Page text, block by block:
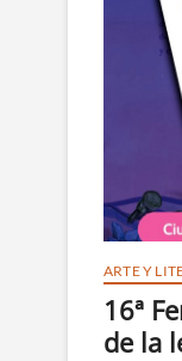
ARTE Y
16ª
de la